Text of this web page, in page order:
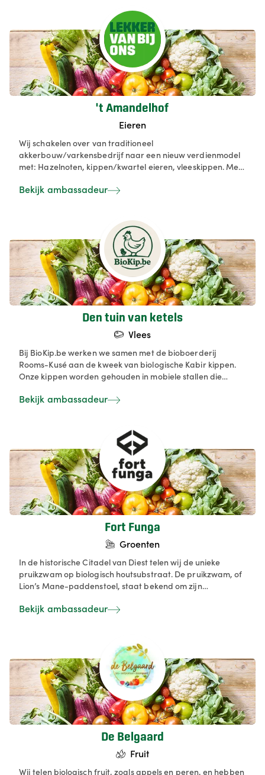
't Amandelhof
Eieren
Wij schakelen over van traditioneel
akkerbouw/varkensbedrijf naar een nieuw verdienmodel
met: Hazelnoten, kippen/kwartel eieren, vleeskippen. Met
Dit gecombineerd met zorgboerderij.
Bekijk ambassadeur
Den tuin van ketels
Vlees
Bij BioKip.be werken we samen met de bioboerderij
Rooms-Kusé aan de kweek van biologische Kabir kippen.
Onze kippen worden gehouden in mobiele stallen die
en smaakvol product. Door de kippen een natuurlijk dieet
onze graslanden. Onze missie is om hoogwaardige,
duurzaam gekweekte kippen van Belgische bodem te
leveren aan consumenten en hoogwaardige restaurants.
Bekijk ambassadeur
Fort Funga
Groenten
In de historische Citadel van Diest telen wij de unieke
pruikzwam op biologisch houtsubstraat. De pruikzwam, of
Lion’s Mane-paddenstoel, staat bekend om zijn
Perfect om te marineren, bakken en grillen. De verkoop
Bekijk ambassadeur
De Belgaard
Fruit
Wij telen biologisch fruit, zoals appels en peren, en hebben